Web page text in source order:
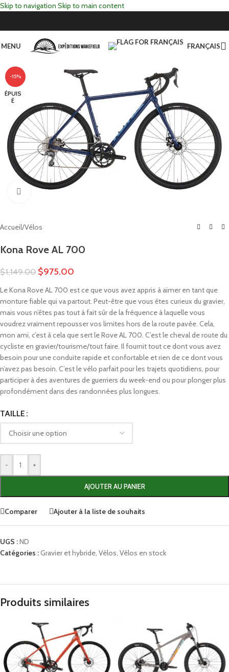
Skip to navigation Skip to main content
MENU FRANÇAIS
-15%
ÉPUIS
É
Click to enlarge
Accueil/Vélos
Kona Rove AL 700
$1,149.00 $975.00
Le Kona Rove AL 700 est ce que vous avez appris à aimer en tant que
monture fiable qui va partout. Peut-être que vous êtes curieux du gravier,
mais vous n’êtes pas tout à fait sûr de la fréquence à laquelle vous
voudrez vraiment repousser vos limites hors de la route pavée. Cela,
mon ami, c’est à cela que sert le Rove AL 700. C’est le cheval de route du
cycliste en gravier/tourisme/tout faire. Il fournit tout ce dont vous avez
besoin pour une conduite rapide et confortable et rien de ce dont vous
n’avez pas besoin. C’est le vélo parfait pour les trajets quotidiens, pour
participer à des aventures de guerriers du week-end ou pour plonger plus
profondément dans des randonnées plus longues.
TAILLE
- +
AJOUTER AU PANIER
Comparer Ajouter à la liste de souhaits
UGS :ND
Catégories :Gravier et hybride, Vélos, Vélos en stock
Produits similaires